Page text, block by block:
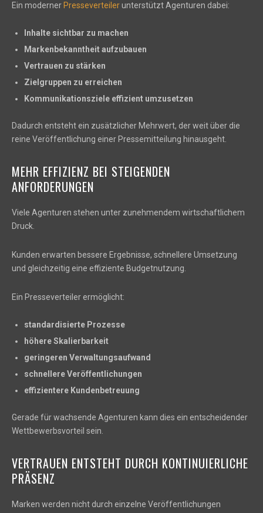
Ein moderner Presseverteilerunterstützt Agenturen dabei:
Inhalte sichtbar zu machen
Markenbekanntheit aufzubauen
Vertrauen zu stärken
Zielgruppen zu erreichen
Kommunikationsziele effizient umzusetzen
Dadurch entsteht ein zusätzlicher Mehrwert, der weit über die
reine Veröffentlichung einer Pressemitteilung hinausgeht.
MEHR EFFIZIENZ BEI STEIGENDEN
ANFORDERUNGEN
Viele Agenturen stehen unter zunehmendem wirtschaftlichem
Druck.
Kunden erwarten bessere Ergebnisse, schnellere Umsetzung
und gleichzeitig eine effiziente Budgetnutzung.
Ein Presseverteiler ermöglicht:
standardisierte Prozesse
höhere Skalierbarkeit
geringeren Verwaltungsaufwand
schnellere Veröffentlichungen
effizientere Kundenbetreuung
Gerade für wachsende Agenturen kann dies ein entscheidender
Wettbewerbsvorteil sein.
VERTRAUEN ENTSTEHT DURCH KONTINUIERLICHE
PRÄSENZ
Marken werden nicht durch einzelne Veröffentlichungen